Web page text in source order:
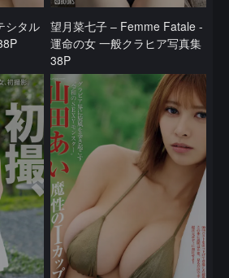
シタル
望月菜七子 – Femme Fatale -
運命の女 一般クラヒア写真集
38P